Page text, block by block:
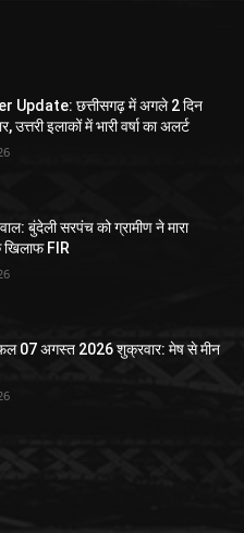
Update: छत्तीसगढ़ में अगले 2 दिन
उत्तरी इलाकों में भारी वर्षा का अलर्ट
बुंदेली सरपंच को ग्रामीण ने मारा
खिलाफ FIR
07 अगस्त 2026 शुक्रवार: मेष से मीन